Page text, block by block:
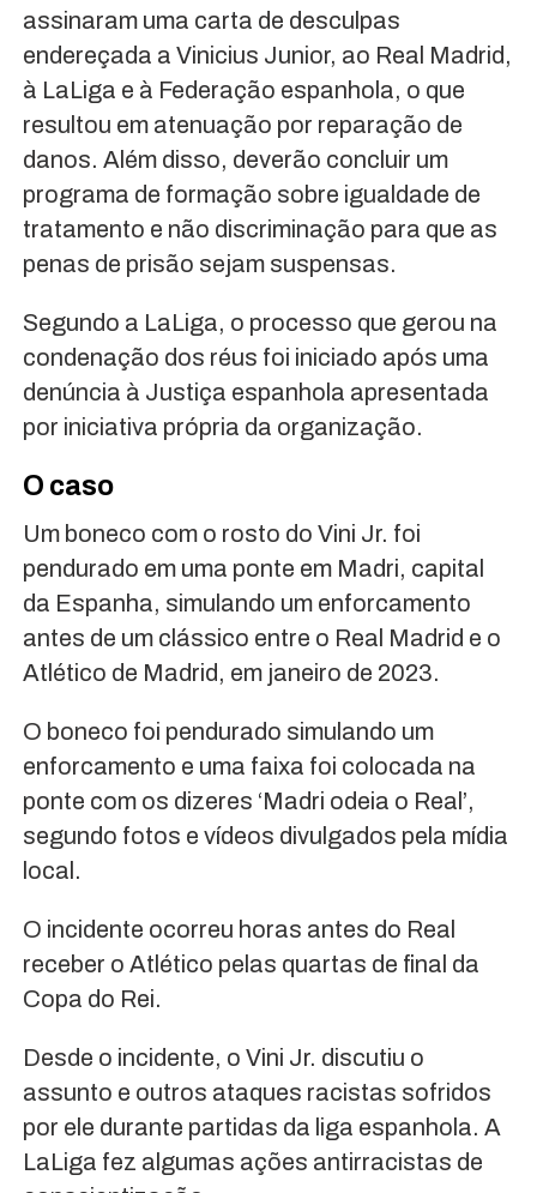
assinaram uma carta de desculpas
endereçada a Vinicius Junior, ao Real Madrid,
à LaLiga e à Federação espanhola, o que
resultou em atenuação por reparação de
danos. Além disso, deverão concluir um
programa de formação sobre igualdade de
tratamento e não discriminação para que as
penas de prisão sejam suspensas.
Segundo a LaLiga, o processo que gerou na
condenação dos réus foi iniciado após uma
denúncia à Justiça espanhola apresentada
por iniciativa própria da organização.
O caso
Um boneco com o rosto do Vini Jr. foi
pendurado em uma ponte em Madri, capital
da Espanha, simulando um enforcamento
antes de um clássico entre o Real Madrid e o
Atlético de Madrid, em janeiro de 2023.
O boneco foi pendurado simulando um
enforcamento e uma faixa foi colocada na
ponte com os dizeres ‘Madri odeia o Real’,
segundo fotos e vídeos divulgados pela mídia
local.
O incidente ocorreu horas antes do Real
receber o Atlético pelas quartas de final da
Copa do Rei.
Desde o incidente, o Vini Jr. discutiu o
assunto e outros ataques racistas sofridos
por ele durante partidas da liga espanhola. A
LaLiga fez algumas ações antirracistas de